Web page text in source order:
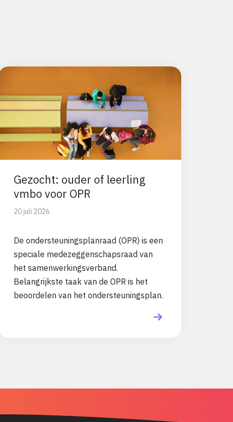
Gezocht: ouder of leerling
vmbo voor OPR
20 juli 2026
De ondersteuningsplanraad (OPR) is een
speciale medezeggenschapsraad van
het samenwerkingsverband.
Belangrijkste taak van de OPR is het
beoordelen van het ondersteuningsplan.